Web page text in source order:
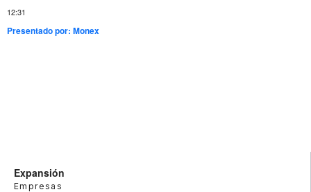
12:31
Presentado por:Monex
Expansión
Empresas